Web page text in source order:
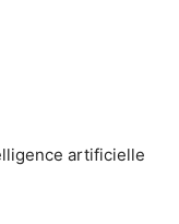
artificielle